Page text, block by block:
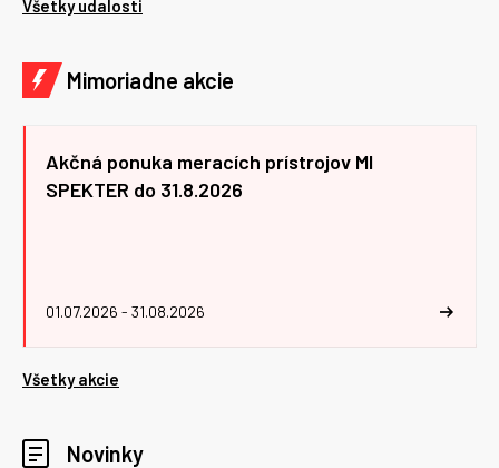
Všetky udalosti
Mimoriadne akcie
Akčná ponuka meracích prístrojov MI
SPEKTER do 31.8.2026
01.07.2026 - 31.08.2026
Všetky akcie
Novinky